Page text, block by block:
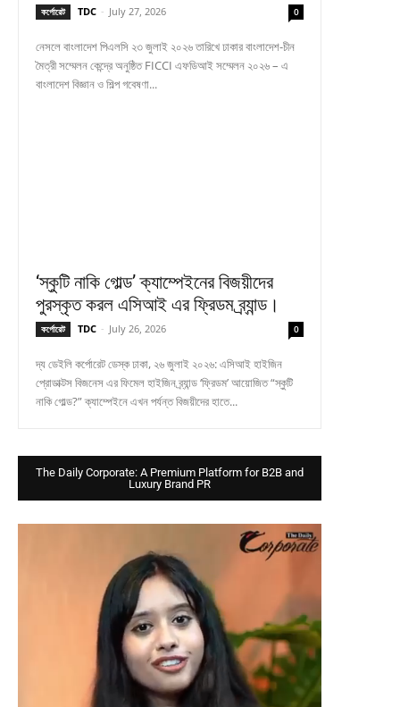
কর্পোরেট TDC - July 27, 2026 0
নেসলে বাংলাদেশ পিএলসি ২৩ জুলাই ২০২৬ তারিখে ঢাকার বাংলাদেশ-চীন
মৈত্রী সম্মেলন কেন্দ্রে অনুষ্ঠিত FICCI এফডিআই সম্মেলন ২০২৬ – এ
বাংলাদেশ বিজ্ঞান ও শিল্প গবেষণা...
‘স্কুটি নাকি গোল্ড’ ক্যাম্পেইনের বিজয়ীদের
পুরস্কৃত করল এসিআই এর ফ্রিডম ব্র্যান্ড।
কর্পোরেট TDC - July 26, 2026 0
দ্য ডেইলি কর্পোরেট ডেস্ক ঢাকা, ২৬ জুলাই ২০২৬: এসিআই হাইজিন
প্রোডাক্টস বিজনেস এর ফিমেল হাইজিন ব্র্যান্ড ‘ফ্রিডম’ আয়োজিত “স্কুটি
নাকি গোল্ড?” ক্যাম্পেইনে এখন পর্যন্ত বিজয়ীদের হাতে...
The Daily Corporate: A Premium Platform for B2B and
Luxury Brand PR